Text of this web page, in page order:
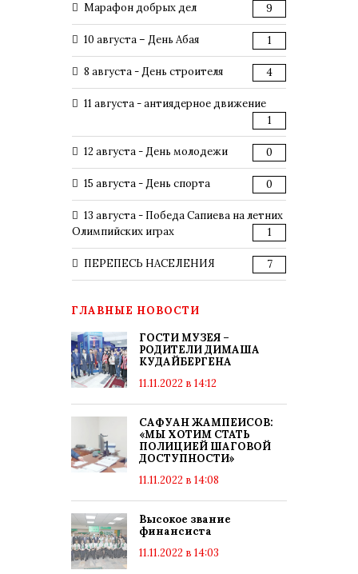
Марафон добрых дел 9
10 августа – День Абая 1
8 августа - День строителя 4
11 августа - антиядерное движение
1
12 августа - День молодежи 0
15 августа - День спорта 0
13 августа - Победа Сапиева на летних
Олимпийских играх
1
ПЕРЕПЕСЬ НАСЕЛЕНИЯ 7
ГЛАВНЫЕ НОВОСТИ
ГОСТИ МУЗЕЯ –
РОДИТЕЛИ ДИМАША
КУДАЙБЕРГЕНА
11.11.2022 в 14:12
САФУАН ЖАМПЕИСОВ:
«МЫ ХОТИМ СТАТЬ
ПОЛИЦИЕЙ ШАГОВОЙ
ДОСТУПНОСТИ»
11.11.2022 в 14:08
Высокое звание
финансиста
11.11.2022 в 14:03